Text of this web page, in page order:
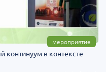
мероприятие
континуум в контексте